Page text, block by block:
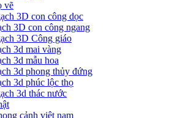
vẽ
3D con công dọc
3D con công ngang
3D Công giáo
3d mai vàng
3d mẫu hoa
3d phong thủy đứng
3d phúc lộc thọ
3d thác nước
cảnh việt nam